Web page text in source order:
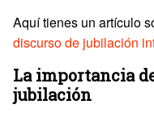
Aquí tienes un artículo
discurso de jubilación
La importancia
jubilación